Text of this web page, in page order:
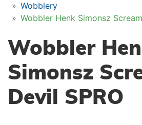
Wobblery
Wobbler Henk Simonsz
Wobbler
Simonsz
Devil SPRO